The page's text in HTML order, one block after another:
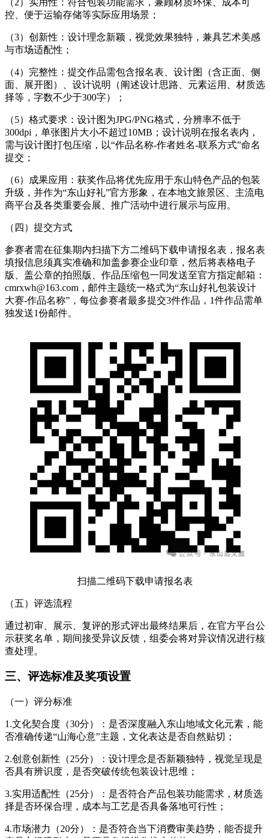
控、便于运输存储等实际应用场景；
（3）创新性：设计理念新颖，视觉效果独特，兼具艺术美感
与市场适配性；
（4）完整性：提交作品需包含报名表、设计图（含正面、侧
面、展开图）、设计说明（阐述设计思路、元素运用、材质选
择等，字数不少于300字）；
（5）格式要求：设计图为JPG/PNG格式，分辨率不低于
300dpi，单张图片大小不超过10MB；设计说明在报名表内，
需与设计图打包压缩，以“作品名称-作者姓名-联系方式”命名
提交；
（6）成果应用：获奖作品将优先应用于东山特色产品的包装
升级，并作为“东山好礼”官方形象，在本地文旅景区、主流电
商平台及各类重要会展、推广活动中进行展示与应用。
（四）提交方式
参赛者需在征集期内扫描下方二维码下载申请报名表，报名表
填报信息须真实准确和加盖参赛企业印章，然后将表格电子
版、盖公章的拍照版、作品压缩包一同发送至官方指定邮箱：
cmrxwh@163.com，邮件主题统一格式为“东山好礼包装设计
大赛-作品名称”，每位参赛者最多提交3件作品，1件作品需单
独发送1份邮件。
扫描二维码下载申请报名表
（五）评选流程
通过初审、展示、复评的形式评出最终结果后，在官方平台公
示获奖名单，期间接受异议反馈，组委会将对异议情况进行核
查处理。
三、评选标准及奖项设置
（一）评分标准
1.文化契合度（30分）：是否深度融入东山地域文化元素，能
否准确传递“山海心意”主题，文化表达是否自然贴切；
2.创意创新性（25分）：设计理念是否新颖独特，视觉呈现是
否具有辨识度，是否突破传统包装设计思维；
3.实用适配性（25分）：是否符合产品包装功能需求，材质选
择是否环保合理，成本与工艺是否具备落地可行性；
4.市场潜力（20分）：是否符合当下消费审美趋势，能否提升